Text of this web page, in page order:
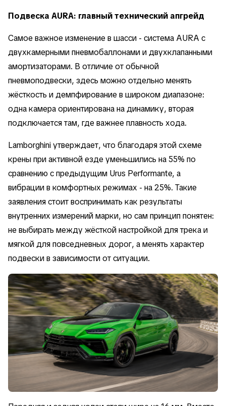
Подвеска AURA: главный технический апгрейд
Самое важное изменение в шасси - система AURA с
двухкамерными пневмобаллонами и двухклапанными
амортизаторами. В отличие от обычной
пневмоподвески, здесь можно отдельно менять
жёсткость и демпфирование в широком диапазоне:
одна камера ориентирована на динамику, вторая
подключается там, где важнее плавность хода.
Lamborghini утверждает, что благодаря этой схеме
крены при активной езде уменьшились на 55% по
сравнению с предыдущим Urus Performante, а
вибрации в комфортных режимах - на 25%. Такие
заявления стоит воспринимать как результаты
внутренних измерений марки, но сам принцип понятен:
не выбирать между жёсткой настройкой для трека и
мягкой для повседневных дорог, а менять характер
подвески в зависимости от ситуации.